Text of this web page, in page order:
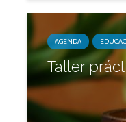
AGENDA
Taller